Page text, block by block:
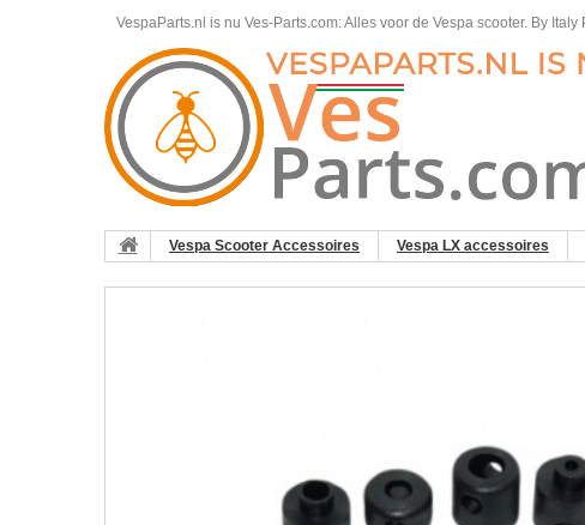
VespaParts.nl is nu Ves-Parts.com: Alles voor de Vespa scooter. By Italy
Vespa Scooter Accessoires Vespa LX accessoires